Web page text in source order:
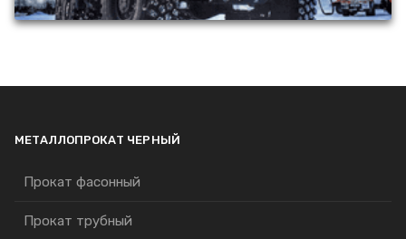
МЕТАЛЛОПРОКАТ ЧЕРНЫЙ
Прокат фасонный
Прокат трубный